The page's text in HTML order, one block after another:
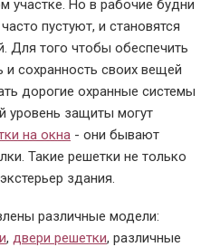
участке. Но в рабочие будни
пустуют, и становятся
Для того чтобы обеспечить
сохранность своих вещей
дорогие охранные системы
уровень защиты могут
на окна - они бывают
Такие решетки не только
здания.
различные модели:
, двери решетки, различные